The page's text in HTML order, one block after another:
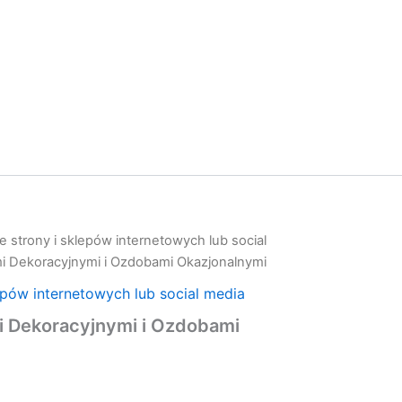
strony i sklepów internetowych lub social
Dekoracyjnymi i Ozdobami Okazjonalnymi
internetowych lub social media
Dekoracyjnymi i Ozdobami